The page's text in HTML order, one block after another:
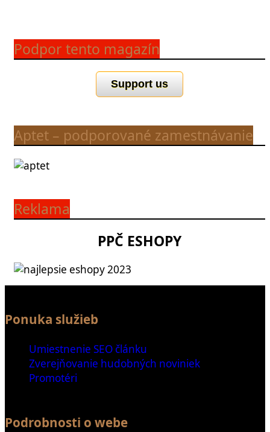
Podpor tento magazín
Support us
Aptet – podporované zamestnávanie
Reklama
PPČ ESHOPY
Ponuka služieb
Umiestnenie SEO článku
Zverejňovanie hudobných noviniek
Promotéri
Podrobnosti o webe